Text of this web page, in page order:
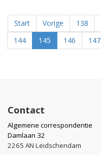
Start Vorige 138
144
145 146 147
Contact
Algemene correspondentie
Damlaan 32
2265 AN Leidschendam